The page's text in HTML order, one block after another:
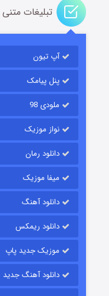
قسمت
تبلیغات متنی
آپ تیون
پنل پیامک
ملودی 98
نواز موزیک
دانلود رمان
میفا موزیک
دانلود آهنگ
دانلود ریمکس
موزیک جدید پاپ
دانلود آهنگ جدید